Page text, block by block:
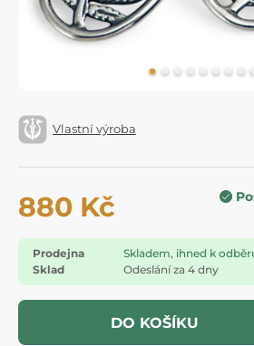
Vlastní výroba
880 Kč
Prodejna
Skladem, ihned k
Sklad
Odeslání za 4 dny
DO KOŠÍKU